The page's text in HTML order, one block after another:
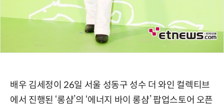
배우 김세정이 26일 서울 성동구 성수 더 와인 컬렉티브
에서 진행된 ‘롱샴’의 ‘에너지 바이 롱샴’ 팝업스토어 오픈